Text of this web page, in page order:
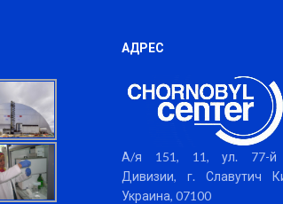
АДРЕС
А/я 151, 11, ул. 77-й
Дивизии, г. Славутич
Украина, 07100